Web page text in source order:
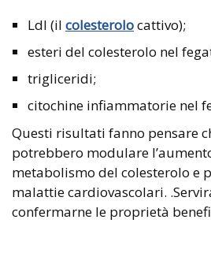
Ldl (il colesterolocattivo);
esteri del colesterolo nel
trigliceridi;
citochine infiammatorie nel
Questi risultati fanno pensare
potrebbero modulare
metabolismo del colesterolo e
malattie cardiovascolari.
confermarne le proprietà